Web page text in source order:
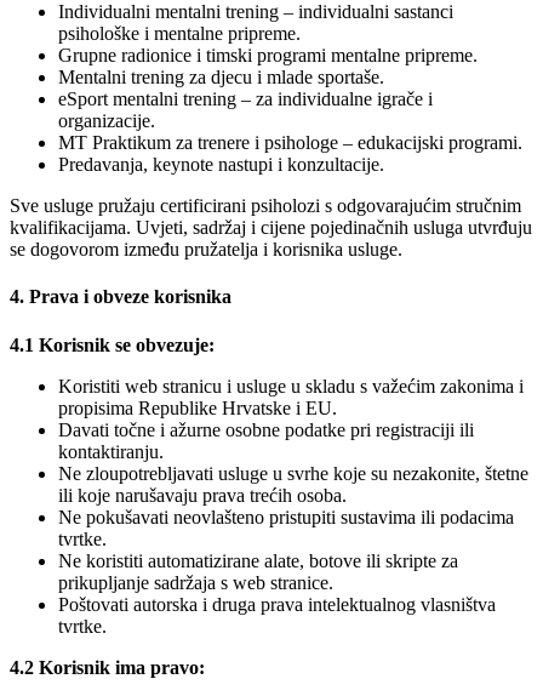
Individualni mentalni trening – individualni sastanci
psihološke i mentalne pripreme.
Grupne radionice i timski programi mentalne pripreme.
Mentalni trening za djecu i mlade sportaše.
eSport mentalni trening – za individualne igrače i
organizacije.
MT Praktikum za trenere i psihologe – edukacijski programi.
Predavanja, keynote nastupi i konzultacije.
Sve usluge pružaju certificirani psiholozi s odgovarajućim stručnim
kvalifikacijama. Uvjeti, sadržaj i cijene pojedinačnih usluga utvrđuju
se dogovorom između pružatelja i korisnika usluge.
4. Prava i obveze korisnika
4.1 Korisnik se obvezuje:
Koristiti web stranicu i usluge u skladu s važećim zakonima i
propisima Republike Hrvatske i EU.
Davati točne i ažurne osobne podatke pri registraciji ili
kontaktiranju.
Ne zloupotrebljavati usluge u svrhe koje su nezakonite, štetne
ili koje narušavaju prava trećih osoba.
Ne pokušavati neovlašteno pristupiti sustavima ili podacima
tvrtke.
Ne koristiti automatizirane alate, botove ili skripte za
prikupljanje sadržaja s web stranice.
Poštovati autorska i druga prava intelektualnog vlasništva
tvrtke.
4.2 Korisnik ima pravo: